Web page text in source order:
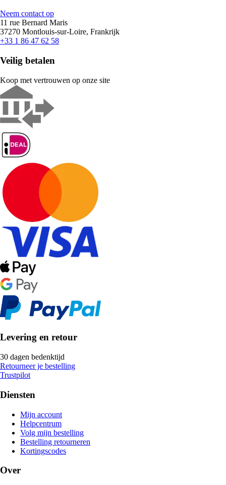
Neem contact op
11 rue Bernard Maris
37270 Montlouis-sur-Loire, Frankrijk
+33 1 86 47 62 58
Veilig betalen
Koop met vertrouwen op onze site
Levering en retour
30 dagen bedenktijd
Retourneer je bestelling
Trustpilot
Diensten
Mijn account
Helpcentrum
Volg mijn bestelling
Bestelling retourneren
Kortingscodes
Over